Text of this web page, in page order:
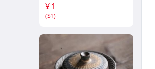
¥ 1
($1)